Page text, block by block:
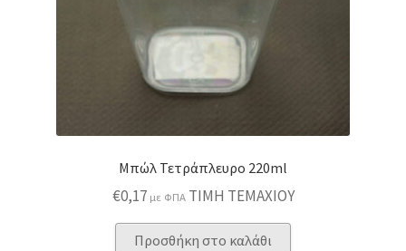
Μπώλ Τετράπλευρο 220ml
€0,17 με ΦΠΑ ΤΙΜΗ ΤΕΜΑΧΙΟΥ
Προσθήκη στο καλάθι